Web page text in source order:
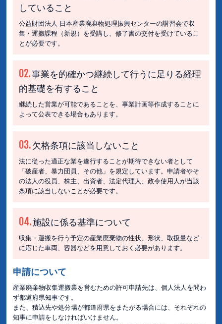
していること
公益財団法人 日本産業廃棄物処理振興センターの講習会で収
集・運搬課程（新規）を受講し、修了書の交付を受けているこ
とが必要です。
02.事業を的確かつ継続して行うに足りる経理
的基礎を有すること
継続した営業が可能であることを、事業計画等作成することに
よって公表できる場合もあります。
03. 欠格条項に該当しないこと
法に従った適正な業を遂行することが期待できない者として
「破産者、暴力団員、その他」を規定しています。申請者やそ
の法人の役員、株主、出資者、法定代理人、政令使用人が当該
条項に該当しないことが必要です。
04.施設に係る基準について
収集・運搬を行う予定の産業廃棄物の性状、形状、取扱量など
に応じた車両、容器などを用意しておく必要があります。
申請について
産業廃棄物収集運搬業を営むための許可申請先は、個人法人を問わ
ず都道府県知事です。
また、積込先や処分場が都道府県をまたがる場合には、それぞれの
知事に申請をしなければいけません。